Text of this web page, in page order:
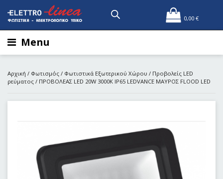
0,00 €
Menu
Αρχική / Φωτισμός / Φωτιστικά Εξωτερικού Χώρου / Προβολείς LED
ρεύματος / ΠΡΟΒΟΛΕΑΣ LED 20W 3000Κ IP65 LEDVANCE ΜΑΥΡΟΣ FLOOD LED